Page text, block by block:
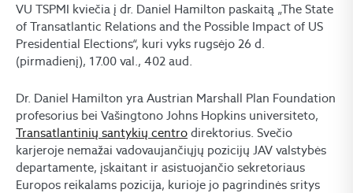
VU TSPMI kviečia į dr. Daniel Hamilton paskaitą „The State
of Transatlantic Relations and the Possible Impact of US
Presidential Elections“, kuri vyks rugsėjo 26 d.
(pirmadienį), 17.00 val., 402 aud.
Dr. Daniel Hamilton yra Austrian Marshall Plan Foundation
profesorius bei Vašingtono Johns Hopkins universiteto,
Transatlantinių santykių centro direktorius. Svečio
karjeroje nemažai vadovaujančiųjų pozicijų JAV valstybės
departamente, įskaitant ir asistuojančio sekretoriaus
Europos reikalams pozicija, kurioje jo pagrindinės sritys